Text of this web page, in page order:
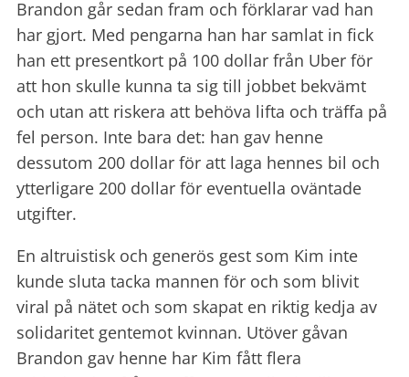
Brandon går sedan fram och förklarar vad han
har gjort. Med pengarna han har samlat in fick
han ett presentkort på 100 dollar från Uber för
att hon skulle kunna ta sig till jobbet bekvämt
och utan att riskera att behöva lifta och träffa på
fel person. Inte bara det: han gav henne
dessutom 200 dollar för att laga hennes bil och
ytterligare 200 dollar för eventuella oväntade
utgifter.
En altruistisk och generös gest som Kim inte
kunde sluta tacka mannen för och som blivit
viral på nätet och som skapat en riktig kedja av
solidaritet gentemot kvinnan. Utöver gåvan
Brandon gav henne har Kim fått flera